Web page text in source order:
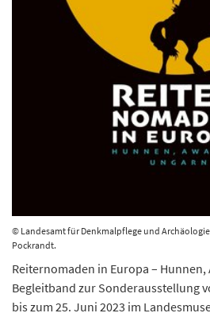
© Landesamt für Denkmalpflege und
Pockrandt.
Reiternomaden in Europa – Hunnen,
Begleitband zur Sonderausstellung
bis zum 25. Juni 2023 im